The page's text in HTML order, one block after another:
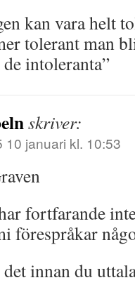
kan vara helt
tolerant man
intoleranta”
skriver:
10 januari kl. 10:53
fortfarande
förespråkar
innan du